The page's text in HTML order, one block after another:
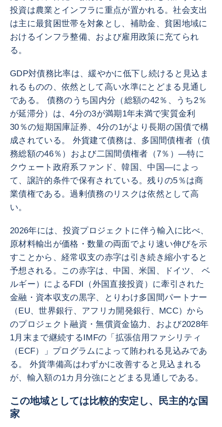
投資は農業とインフラに重点が置かれる。社会支出
は主に最貧困世帯を対象とし、補助金、貧困地域に
おけるインフラ整備、および雇用政策に充てられ
る。
GDP対債務比率は、緩やかに低下し続けると見込ま
れるものの、依然として高い水準にとどまる見通し
である。 債務のうち国内分（総額の42％、うち2％
が延滞分）は、4分の3が満期1年未満で実質金利
30％の短期国庫証券、4分の1がより長期の国債で構
成されている。 外貨建て債務は、多国間債権者（債
務総額の46％）および二国間債権者（7％）—特に
クウェート政府系ファンド、韓国、中国—によっ
て、譲許的条件で保有されている。残りの5％は商
業債権である。過剰債務のリスクは依然として高
い。
2026年には、投資プロジェクトに伴う輸入に比べ、
原材料輸出が価格・数量の両面でより速い伸びを示
すことから、経常収支の赤字は引き続き縮小すると
予想される。この赤字は、中国、米国、ドイツ、 ベ
ルギー）によるFDI（外国直接投資）に牽引された
金融・資本収支の黒字、とりわけ多国間パートナー
（EU、世界銀行、アフリカ開発銀行、MCC）から
のプロジェクト融資・無償資金協力、および2028年
1月末まで継続するIMFの「拡張信用ファシリティ
（ECF）」プログラムによって賄われる見込みであ
る。 外貨準備高はわずかに改善すると見込まれる
が、輸入額の1カ月分強にとどまる見通しである。
この地域としては比較的安定し、民主的な国
家